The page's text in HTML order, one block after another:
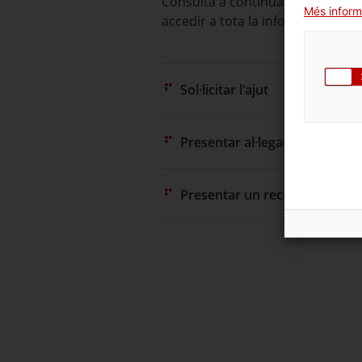
accedir a tota la informació i
Sol·licitar l'ajut
Presentar al·legacions
Presentar un recurs
Més